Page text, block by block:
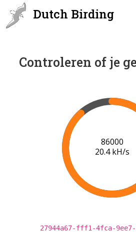
Dutch Birding
Controleren of je
88000
20.5 kH/s
27944a67-fff1-4fca-9ee7-